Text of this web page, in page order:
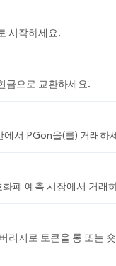
시작하세요.
금으로 교환하세요.
에서 PGon을(를) 거래하
화폐 예측 시장에서 거래
리지로 토큰을 롱 또는